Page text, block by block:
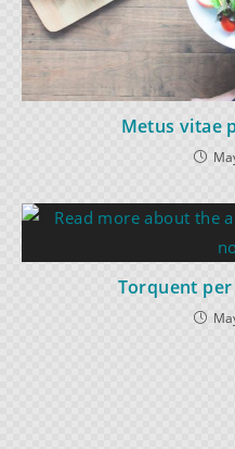
Metus vitae
Torquent